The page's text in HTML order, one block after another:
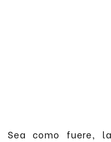
Sea como fuere,